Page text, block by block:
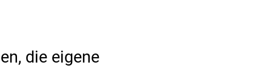
die eigene